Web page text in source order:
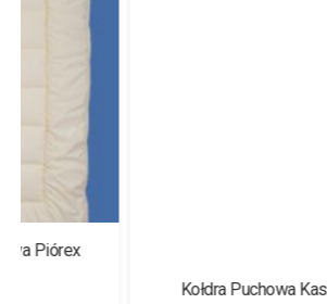
Kołdra Puchowa Kasetowa Natural